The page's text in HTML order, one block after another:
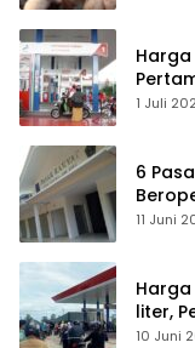
Harga
1 Juli
6
11 Juni
Harga
liter,
10 Juni